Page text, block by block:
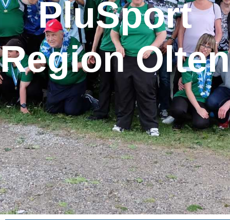
PluSport
Region Olten